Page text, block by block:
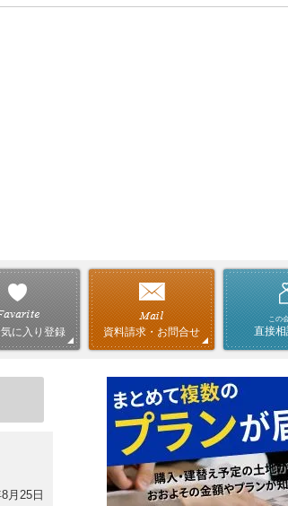
に入り登録 資料請求・お問合せ
この
直接
月25日